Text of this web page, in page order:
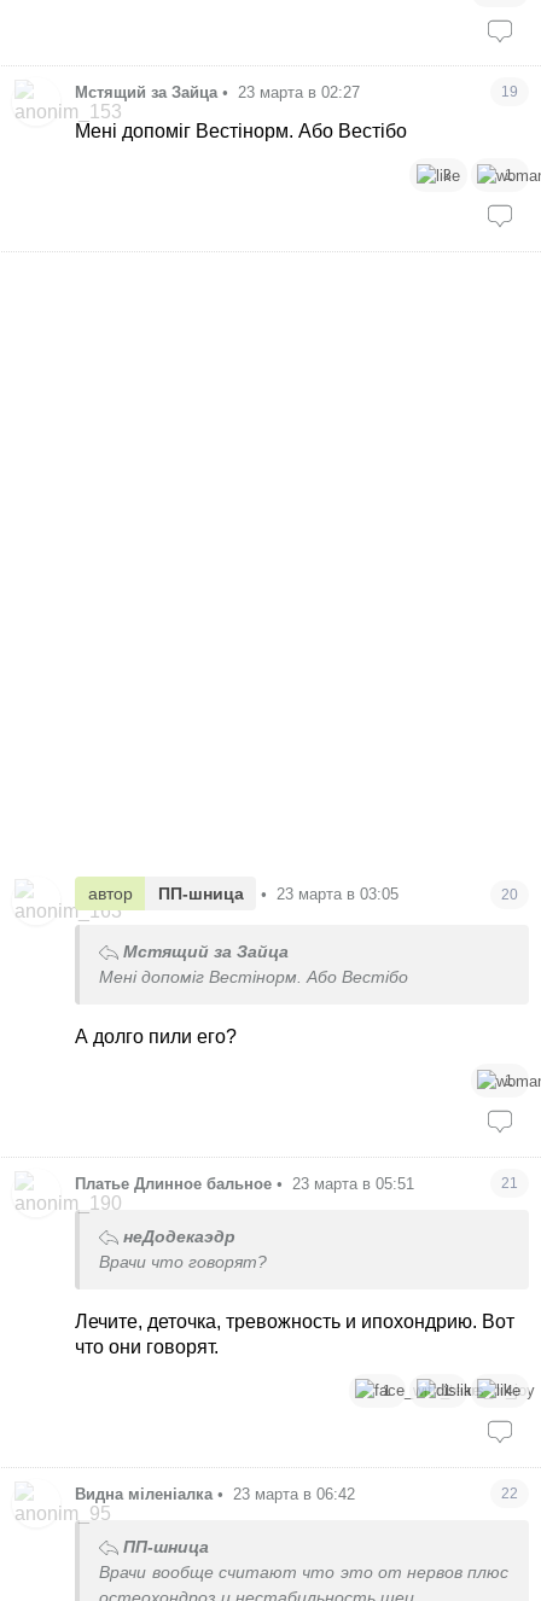
Мстящий за Зайца • 23 марта в 02:27 19
Мені допоміг Вестінорм. Або Вестібо
3 1
автор ПП-шница • 23 марта в 03:05 20
Мстящий за Зайца
Мені допоміг Вестінорм. Або Вестібо
А долго пили его?
1
Платье Длинное бальное • 23 марта в 05:51 21
неДодекаэдр
Врачи что говорят?
Лечите, деточка, тревожность и ипохондрию. Вот
что они говорят.
1 1 4
Видна міленіалка • 23 марта в 06:42 22
ПП-шница
Врачи вообще считают что это от нервов плюс